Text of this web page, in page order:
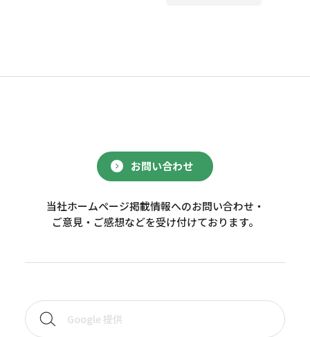
お問い合わせ
当社ホームページ掲載情報へのお問い合わせ・
ご意見・ご感想などを受け付けております。